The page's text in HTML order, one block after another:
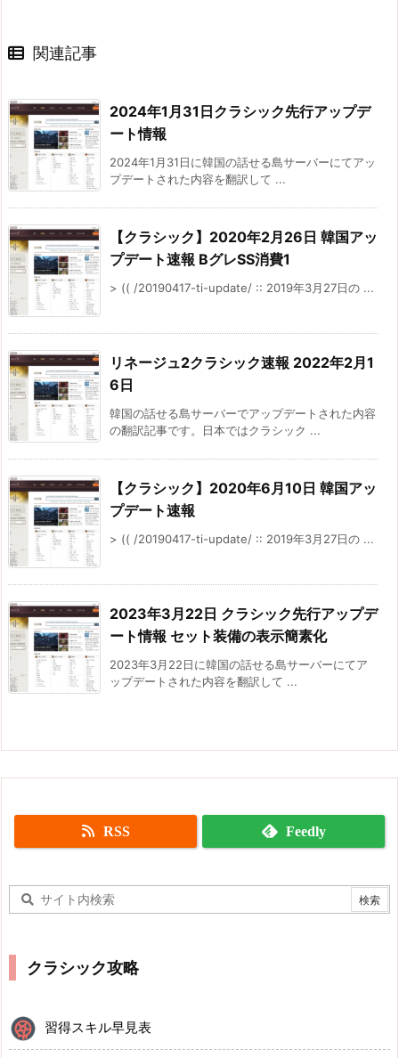
関連記事
2024年1月31日クラシック先行アップデ
ート情報
2024年1月31日に韓国の話せる島サーバーにてアッ
プデートされた内容を翻訳して ...
【クラシック】2020年2月26日 韓国アッ
プデート速報 BグレSS消費1
> (( /20190417-ti-update/ :: 2019年3月27日の ...
リネージュ2クラシック速報 2022年2月1
6日
韓国の話せる島サーバーでアップデートされた内容
の翻訳記事です。日本ではクラシック ...
【クラシック】2020年6月10日 韓国アッ
プデート速報
> (( /20190417-ti-update/ :: 2019年3月27日の ...
2023年3月22日 クラシック先行アップデ
ート情報 セット装備の表示簡素化
2023年3月22日に韓国の話せる島サーバーにてア
ップデートされた内容を翻訳して ...
RSS Feedly
クラシック攻略
習得スキル早見表